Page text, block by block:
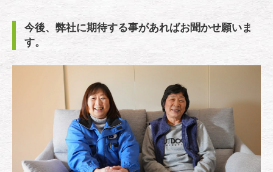
今後、弊社に期待する事があればお聞かせ願いま
す。